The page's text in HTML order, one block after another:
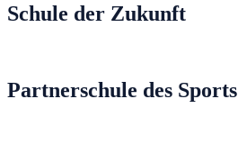
Schule der Zukunft
Partnerschule des Sports